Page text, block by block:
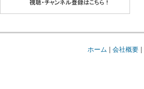
ホーム | 会社概要|